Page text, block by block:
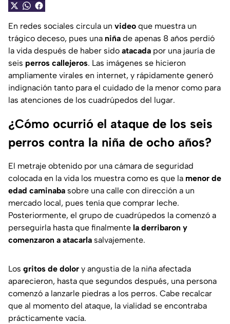
En redes sociales circula un video que muestra un
trágico deceso, pues una niña de apenas 8 años perdió
la vida después de haber sido atacada por una jauría de
seis perros callejeros. Las imágenes se hicieron
ampliamente virales en internet, y rápidamente generó
indignación tanto para el cuidado de la menor como para
las atenciones de los cuadrúpedos del lugar.
¿Cómo ocurrió el ataque de los seis
perros contra la niña de ocho años?
El metraje obtenido por una cámara de seguridad
colocada en la vida los muestra como es que la menor de
edad caminaba sobre una calle con dirección a un
mercado local, pues tenía que comprar leche.
Posteriormente, el grupo de cuadrúpedos la comenzó a
perseguirla hasta que finalmente la derribaron y
comenzaron a atacarla salvajemente.
Los gritos de dolor y angustia de la niña afectada
aparecieron, hasta que segundos después, una persona
comenzó a lanzarle piedras a los perros. Cabe recalcar
que al momento del ataque, la vialidad se encontraba
prácticamente vacía.